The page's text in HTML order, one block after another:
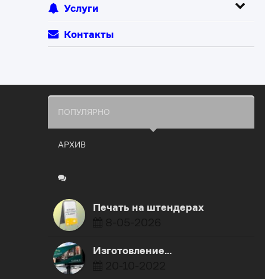
Услуги
Контакты
ПОПУЛЯРНО
АРХИВ
Печать на штендерах
Изготовление…